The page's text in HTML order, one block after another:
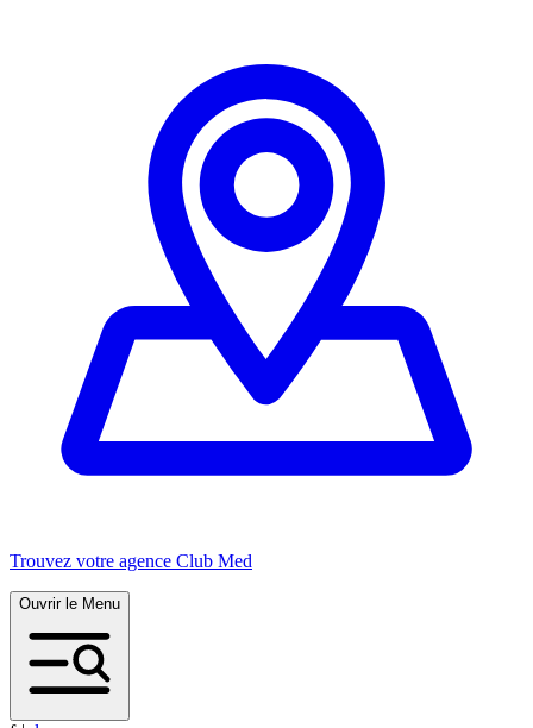
Trouvez votre agence Club Med
Ouvrir le Menu